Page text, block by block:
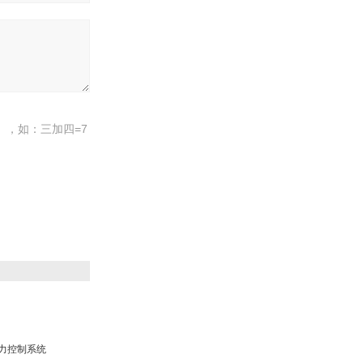
，如：三加四=7
控制系统